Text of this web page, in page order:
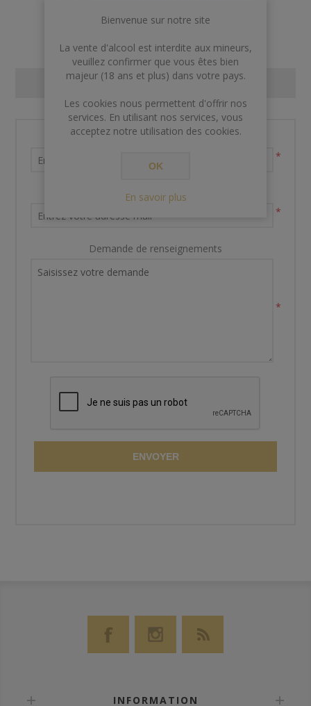
CONTACT US
Nom et prénom
*
Votre adresse email
*
Demande de renseignements
*
ENVOYER
INFORMATION
Bienvenue sur notre site
La vente d'alcool est interdite aux mineurs,
veuillez confirmer que vous êtes bien
majeur (18 ans et plus) dans votre pays.
Les cookies nous permettent d'offrir nos
services. En utilisant nos services, vous
acceptez notre utilisation des cookies.
OK
En savoir plus